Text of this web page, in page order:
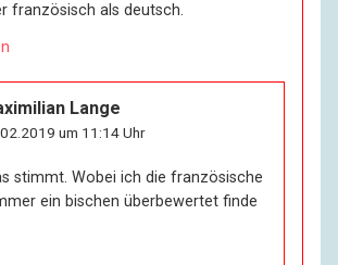
französisch als deutsch.
Lange
um 11:14 Uhr
stimmt. Wobei ich die französische
ein bischen überbewertet finde